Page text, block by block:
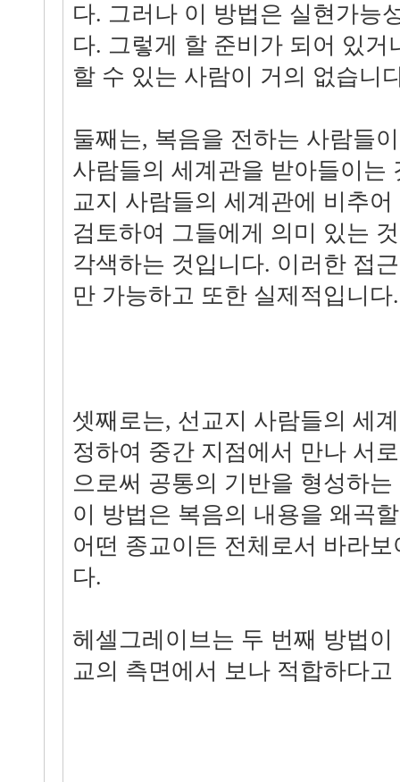
다. 그러나 이 방법은 실현가능
다. 그렇게 할 준비가 되어 있거
할 수 있는 사람이 거의 없습니
둘째는, 복음을 전하는 사람들
사람들의 세계관을 받아들이는
교지 사람들의 세계관에 비추
검토하여 그들에게 의미 있는
각색하는 것입니다. 이러한 접
만 가능하고 또한 실제적입니다.
셋째로는, 선교지 사람들의 세
정하여 중간 지점에서 만나 서
으로써 공통의 기반을 형성하
이 방법은 복음의 내용을 왜곡
어떤 종교이든 전체로서 바라
다.
헤셀그레이브는 두 번째 방법
교의 측면에서 보나 적합하다고